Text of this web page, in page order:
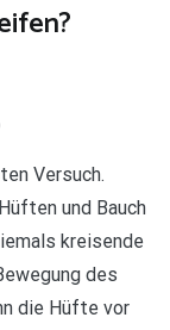
Versuch.
und Bauch
kreisende
des
die Hüfte vor